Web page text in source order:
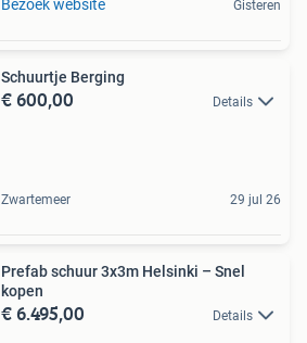
Bezoek website Gisteren
Schuurtje Berging
€ 600,00 Details
Zwartemeer 29 jul 26
Prefab schuur 3x3m Helsinki – Snel
kopen
€ 6.495,00 Details